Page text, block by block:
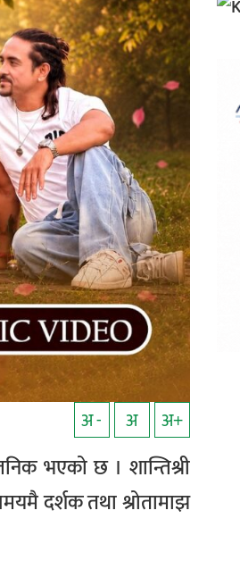
अ - अ अ+
भएको छ । शान्तिश्री
दर्शक तथा श्रोतामाझ